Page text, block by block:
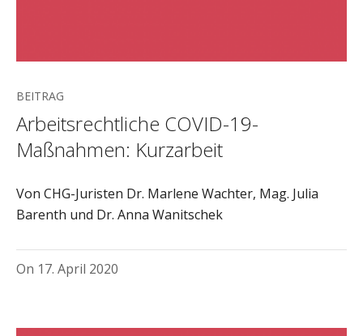
BEITRAG
Arbeitsrechtliche COVID-19-
Maßnahmen: Kurzarbeit
Von CHG-Juristen Dr. Marlene Wachter, Mag. Julia
Barenth und Dr. Anna Wanitschek
On 17. April 2020